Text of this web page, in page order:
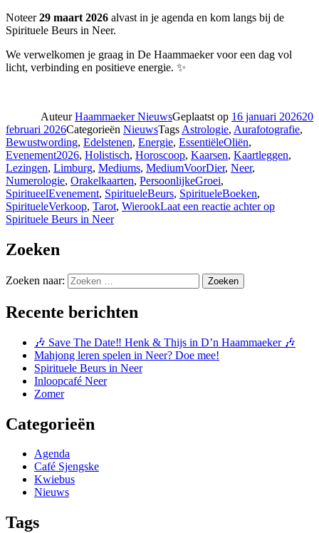
Noteer29 maart 2026 alvast in je agenda en kom langs bij de
Spirituele Beurs in Neer.
We verwelkomen je graag in De Haammaeker voor een dag vol
licht, verbinding en positieve energie. ✨
AuteurHaammaeker NieuwsGeplaatst op 16 januari 202620
februari 2026Categorieën NieuwsTags Astrologie, Aurafotografie,
Bewustwording, Edelstenen, Energie, EssentiëleOliën,
Evenement2026, Holistisch, Horoscoop, Kaarsen, Kaartleggen,
Lezingen, Limburg, Mediums, MediumVoorDier, Neer,
Numerologie, Orakelkaarten, PersoonlijkeGroei,
SpiritueelEvenement, SpiritueleBeurs, SpiritueleBoeken,
SpiritueleVerkoop, Tarot, WierookLaat een reactie achterop
Spirituele Beurs in Neer
Zoeken
Zoeken naar: Zoeken
Recente berichten
🎶 Save The Date‼️ Henk & Thijs in D’n Haammaeker 🎶
Mahjong leren spelen in Neer? Doe mee!
Spirituele Beurs in Neer
Inloopcafé Neer
Zomer
Categorieën
Agenda
Café Sjengske
Kwiebus
Nieuws
Tags